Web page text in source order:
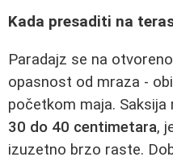
Kada presaditi na
Paradajz se na
opasnost od mraza -
početkom maja. Saksija
30 do 40 centimetara,
izuzetno brzo raste.